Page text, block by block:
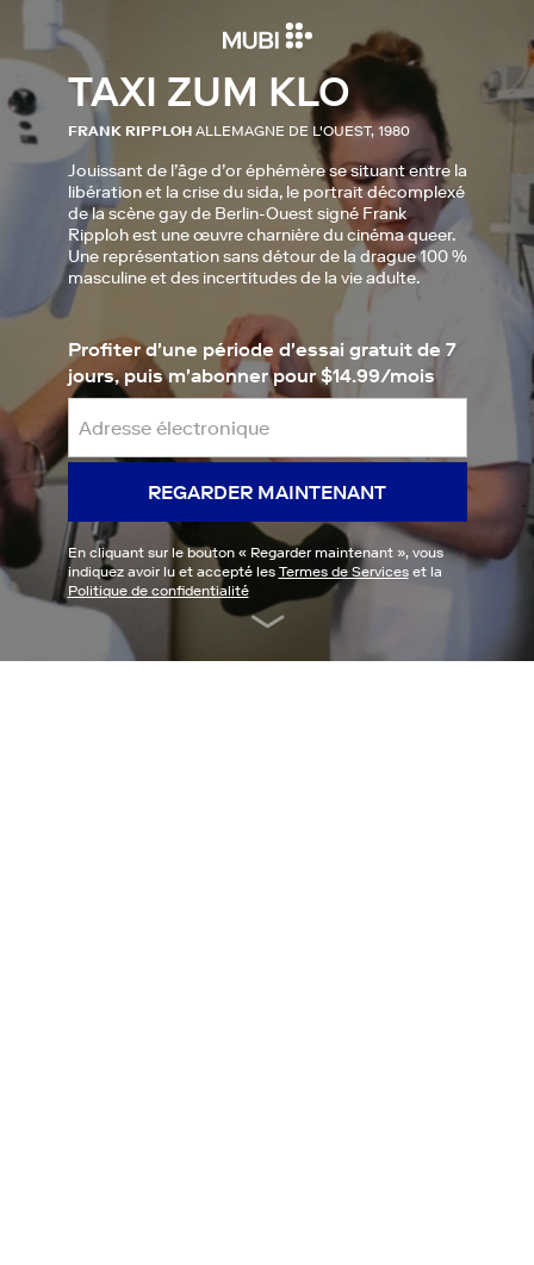
TAXI ZUM KLO
FRANK RIPPLOH ALLEMAGNE DE L'OUEST, 1980
Jouissant de l’âge d’or éphémère se situant entre la
libération et la crise du sida, le portrait décomplexé
de la scène gay de Berlin-Ouest signé Frank
Ripploh est une œuvre charnière du cinéma queer.
Une représentation sans détour de la drague 100 %
masculine et des incertitudes de la vie adulte.
Profiter d'une période d'essai gratuit de 7
jours, puis m'abonner pour $14.99/mois
REGARDER MAINTENANT
En cliquant sur le bouton « Regarder maintenant», vous
indiquez avoir lu et accepté les Termes de Serviceset la
Politique de confidentialité